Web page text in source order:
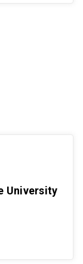
University